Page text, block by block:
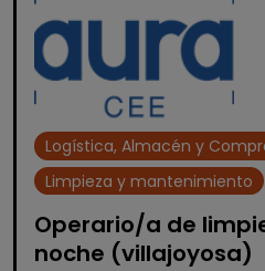
Logística, Almacén y
Limpieza y mantenimiento
Operario/a de
noche (villajoyosa)